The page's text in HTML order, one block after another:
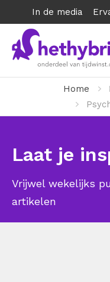
In de media
Home
Laat je
Vrijwel wekelijks
artikelen